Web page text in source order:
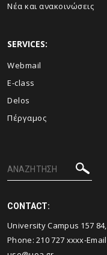
Νέα και ανακοινώσεις
SERVICES:
Webmail
E-class
Delos
Πέργαμος
CONTACT:
University Campus 157
Phone: 210 727 xxxx-